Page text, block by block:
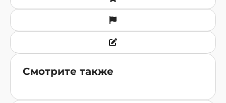
Смотрите также